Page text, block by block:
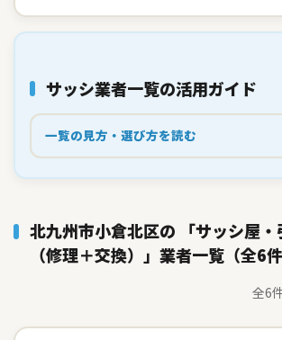
サッシ業者一覧の活用ガイド
一覧の見方・選び方を読む
北九州市小倉北区の 「サッシ屋
（修理＋交換）」業者一覧（全6件
全6